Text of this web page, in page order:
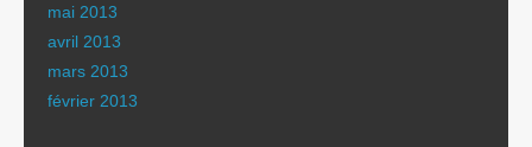
mai 2013
avril 2013
mars 2013
février 2013